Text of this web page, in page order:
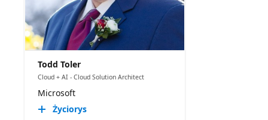
Todd Toler
Cloud + AI - Cloud Solution Architect
Microsoft
Życiorys